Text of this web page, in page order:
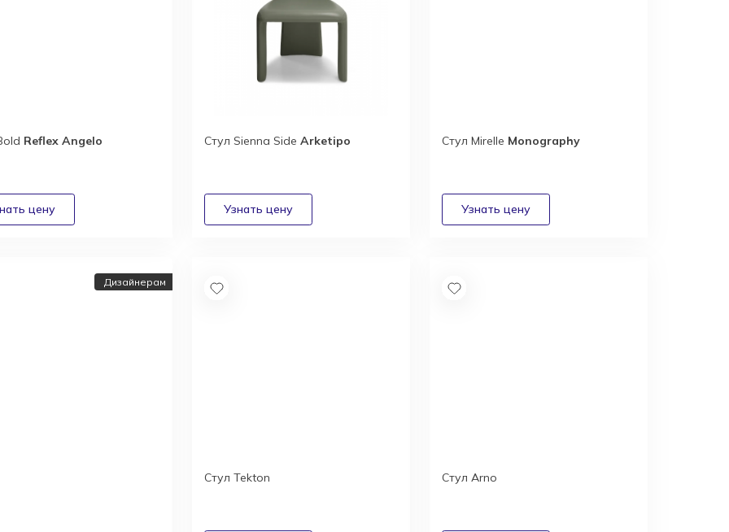
Reflex Angelo Стул Sienna Side Arketipo Стул Mirelle Monography
Дизайнерам
Стул Tekton Стул Arno